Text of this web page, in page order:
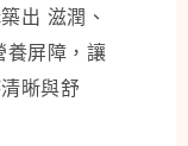
出 滋潤、
養屏障，讓
晰與舒